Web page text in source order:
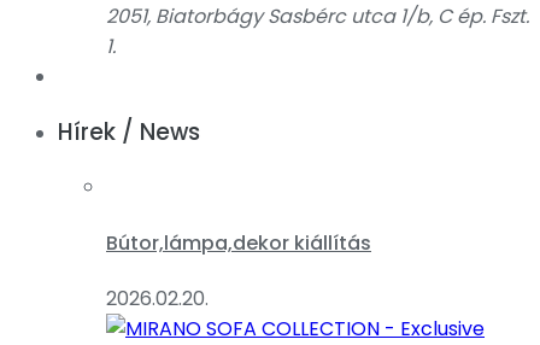
2051, Biatorbágy Sasbérc utca 1/b, C ép. Fszt.
1.
Hírek / News
Bútor,lámpa,dekor kiállítás
2026.02.20.